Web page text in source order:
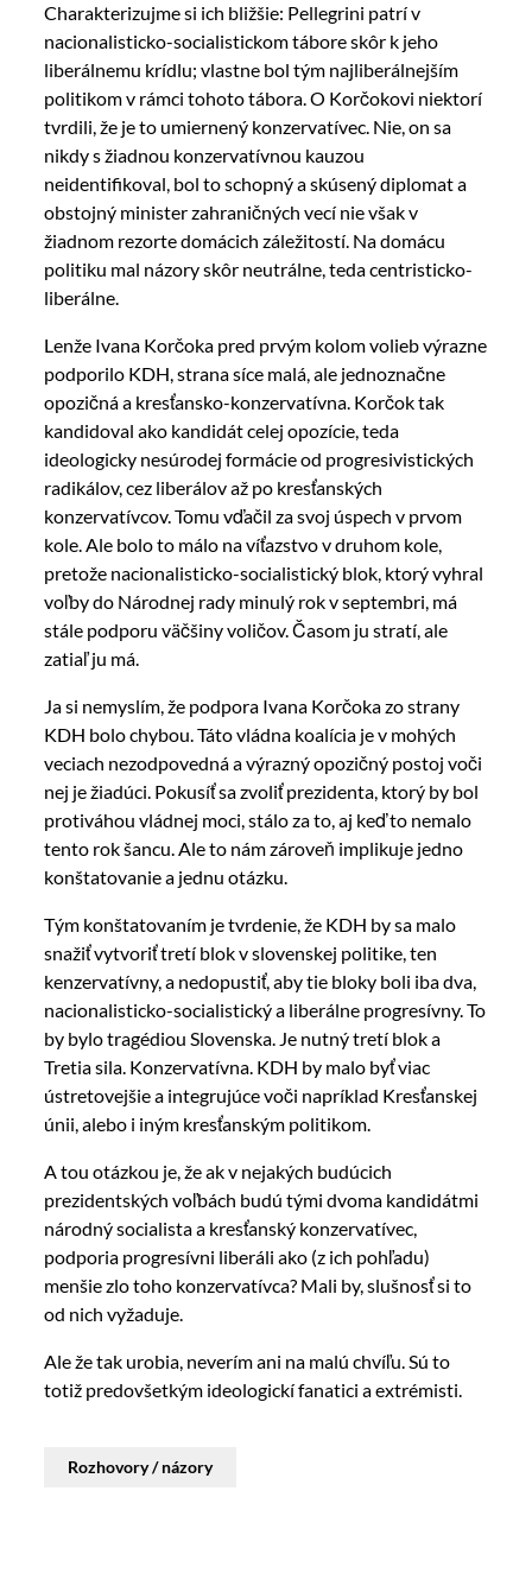
Charakterizujme si ich bližšie: Pellegrini patrí v
nacionalisticko-socialistickom tábore skôr k jeho
liberálnemu krídlu; vlastne bol tým najliberálnejším
politikom v rámci tohoto tábora. O Korčokovi niektorí
tvrdili, že je to umiernený konzervatívec. Nie, on sa
nikdy s žiadnou konzervatívnou kauzou
neidentifikoval, bol to schopný a skúsený diplomat a
obstojný minister zahraničných vecí nie však v
žiadnom rezorte domácich záležitostí. Na domácu
politiku mal názory skôr neutrálne, teda centristicko-
liberálne.
Lenže Ivana Korčoka pred prvým kolom volieb výrazne
podporilo KDH, strana síce malá, ale jednoznačne
opozičná a kresťansko-konzervatívna. Korčok tak
kandidoval ako kandidát celej opozície, teda
ideologicky nesúrodej formácie od progresivistických
radikálov, cez liberálov až po kresťanských
konzervatívcov. Tomu vďačil za svoj úspech v prvom
kole. Ale bolo to málo na víťazstvo v druhom kole,
pretože nacionalisticko-socialistický blok, ktorý vyhral
voľby do Národnej rady minulý rok v septembri, má
stále podporu väčšiny voličov. Časom ju stratí, ale
zatiaľ ju má.
Ja si nemyslím, že podpora Ivana Korčoka zo strany
KDH bolo chybou. Táto vládna koalícia je v mohých
veciach nezodpovedná a výrazný opozičný postoj voči
nej je žiadúci. Pokusíť sa zvoliť prezidenta, ktorý by bol
protiváhou vládnej moci, stálo za to, aj keď to nemalo
tento rok šancu. Ale to nám zároveň implikuje jedno
konštatovanie a jednu otázku.
Tým konštatovaním je tvrdenie, že KDH by sa malo
snažiť vytvoriť tretí blok v slovenskej politike, ten
kenzervatívny, a nedopustiť, aby tie bloky boli iba dva,
nacionalisticko-socialistický a liberálne progresívny. To
by bylo tragédiou Slovenska. Je nutný tretí blok a
Tretia sila. Konzervatívna. KDH by malo byť viac
ústretovejšie a integrujúce voči napríklad Kresťanskej
únii, alebo i iným kresťanským politikom.
A tou otázkou je, že ak v nejakých budúcich
prezidentských voľbách budú tými dvoma kandidátmi
národný socialista a kresťanský konzervatívec,
podporia progresívni liberáli ako (z ich pohľadu)
menšie zlo toho konzervatívca? Mali by, slušnosť si to
od nich vyžaduje.
Ale že tak urobia, neverím ani na malú chvíľu. Sú to
totiž predovšetkým ideologickí fanatici a extrémisti.
Rozhovory / názory